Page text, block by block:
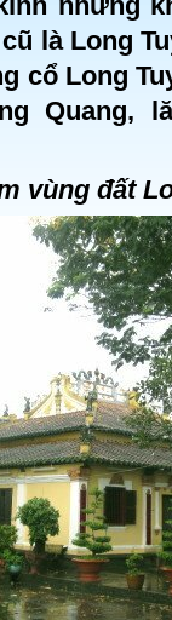
là Long
cổ Long
Quang,
vùng đất